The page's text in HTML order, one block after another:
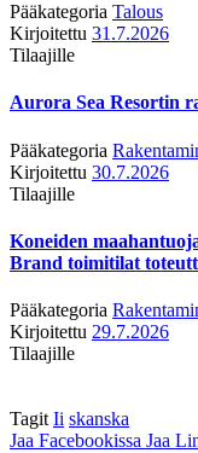
Pääkategoria Talous
Kirjoitettu 31.7.2026
Tilaajille
Aurora Sea Resortin
Pääkategoria
Kirjoitettu 30.7.2026
Tilaajille
Koneiden
Brand toimitilat
Pääkategoria
Kirjoitettu 29.7.2026
Tilaajille
Tagit Ii skanska
Jaa Facebookissa Jaa